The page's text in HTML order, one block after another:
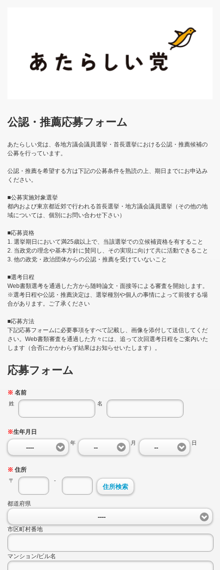
公認・推薦応募フォーム
あたらしい党は、各地方議会議員選挙・首長選挙における公認・推薦候補の
公募を行っています。
公認・推薦を希望する方は下記の公募条件を熟読の上、期日までにお申込み
ください。
■公募実施対象選挙
都内および東京都近郊で行われる首長選挙・地方議会議員選挙（その他の地
域については、個別にお問い合わせ下さい）
■応募資格
1. 選挙期日において満25歳以上で、当該選挙での立候補資格を有すること
2. 当政党の理念や基本方針に賛同し、その実現に向けて共に活動できること
3. 他の政党・政治団体からの公認・推薦を受けていないこと
■選考日程
Web書類選考を通過した方から随時論文・面接等による審査を開始します。
※選考日程や公認・推薦決定は、選挙種別や個人の事情によって前後する場
合があります。ご了承ください
■応募方法
下記応募フォームに必要事項をすべて記載し、画像を添付して送信してくだ
さい。Web書類審査を通過した方々には、追って次回選考日程をご案内いた
します（合否にかかわらず結果はお知らせいたします）。
応募フォーム
※ 名前
姓 名
※生年月日
----
年
--
月
--
日
※ 住所
〒 -
住所検索
都道府県
----
市区町村番地
マンション/ビル名